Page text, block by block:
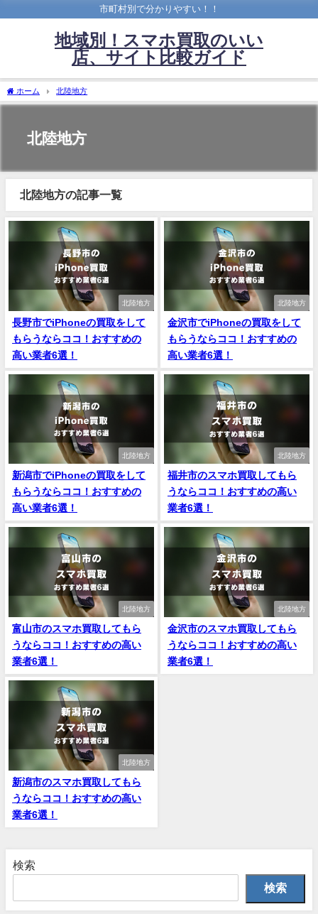
市町村別で分かりやすい！！
地域別！スマホ買取のいい
店、サイト比較ガイド
ホーム 北陸地方
北陸地方
北陸地方の記事一覧
北陸地方
長野市でiPhoneの買取をして
もらうならココ！おすすめの
高い業者6選！
北陸地方
金沢市でiPhoneの買取をして
もらうならココ！おすすめの
高い業者6選！
北陸地方
新潟市でiPhoneの買取をして
もらうならココ！おすすめの
高い業者6選！
北陸地方
福井市のスマホ買取してもら
うならココ！おすすめの高い
業者6選！
北陸地方
富山市のスマホ買取してもら
うならココ！おすすめの高い
業者6選！
北陸地方
金沢市のスマホ買取してもら
うならココ！おすすめの高い
業者6選！
北陸地方
新潟市のスマホ買取してもら
うならココ！おすすめの高い
業者6選！
検索
検索